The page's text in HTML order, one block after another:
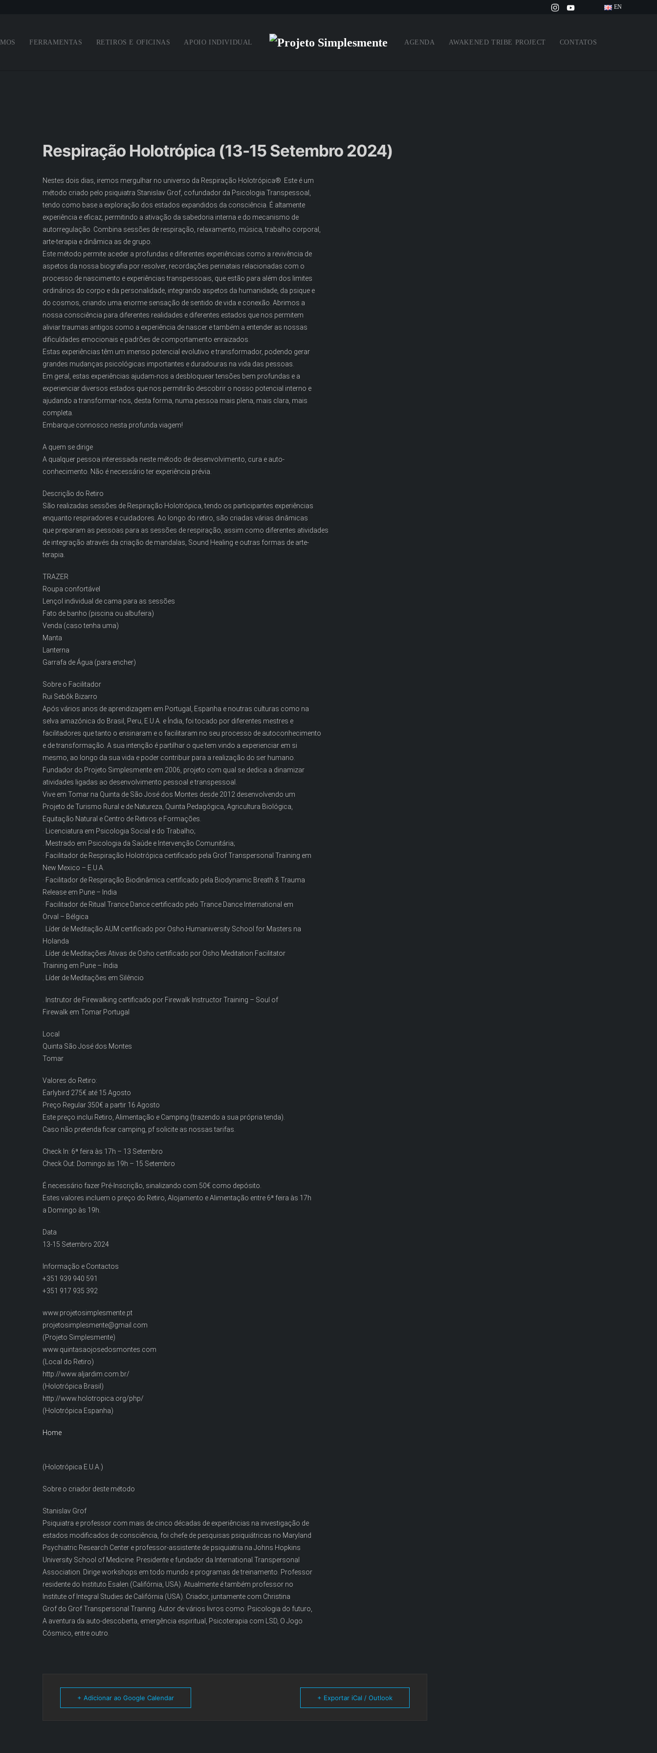
EN
FERRAMENTAS RETIROS E OFICINAS APOIO INDIVIDUAL AGENDA AWAKENED TRIBE PROJECT CONTATOS
Respiração Holotrópica (13-15 Setembro 2024)
Nestes dois dias, iremos mergulhar no universo da Respiração Holotrópica®. Este é um
método criado pelo psiquiatra Stanislav Grof, cofundador da Psicologia Transpessoal,
tendo como base a exploração dos estados expandidos da consciência. É altamente
experiência e eficaz, permitindo a ativação da sabedoria interna e do mecanismo de
autorregulação. Combina sessões de respiração, relaxamento, música, trabalho corporal,
arte-terapia e dinâmica as de grupo.
Este método permite aceder a profundas e diferentes experiências como a revivência de
aspetos da nossa biografia por resolver, recordações perinatais relacionadas com o
processo de nascimento e experiências transpessoais, que estão para além dos limites
ordinários do corpo e da personalidade, integrando aspetos da humanidade, da psique e
do cosmos, criando uma enorme sensação de sentido de vida e conexão. Abrimos a
nossa consciência para diferentes realidades e diferentes estados que nos permitem
aliviar traumas antigos como a experiência de nascer e também a entender as nossas
dificuldades emocionais e padrões de comportamento enraizados.
Estas experiências têm um imenso potencial evolutivo e transformador, podendo gerar
grandes mudanças psicológicas importantes e duradouras na vida das pessoas.
Em geral, estas experiências ajudam-nos a desbloquear tensões bem profundas e a
experienciar diversos estados que nos permitirão descobrir o nosso potencial interno e
ajudando a transformar-nos, desta forma, numa pessoa mais plena, mais clara, mais
completa.
Embarque connosco nesta profunda viagem!
A quem se dirige
A qualquer pessoa interessada neste método de desenvolvimento, cura e auto-
conhecimento. Não é necessário ter experiência prévia.
Descrição do Retiro
São realizadas sessões de Respiração Holotrópica, tendo os participantes experiências
enquanto respiradores e cuidadores. Ao longo do retiro, são criadas várias dinâmicas
que preparam as pessoas para as sessões de respiração, assim como diferentes atividades
de integração através da criação de mandalas, Sound Healing e outras formas de arte-
terapia.
TRAZER
Roupa confortável
Lençol individual de cama para as sessões
Fato de banho (piscina ou albufeira)
Venda (caso tenha uma)
Manta
Lanterna
Garrafa de Água (para encher)
Sobre o Facilitador
Rui Sebők Bizarro
Após vários anos de aprendizagem em Portugal, Espanha e noutras culturas como na
selva amazónica do Brasil, Peru, E.U.A. e Índia, foi tocado por diferentes mestres e
facilitadores que tanto o ensinaram e o facilitaram no seu processo de autoconhecimento
e de transformação. A sua intenção é partilhar o que tem vindo a experienciar em si
mesmo, ao longo da sua vida e poder contribuir para a realização do ser humano.
Fundador do Projeto Simplesmente em 2006, projeto com qual se dedica a dinamizar
atividades ligadas ao desenvolvimento pessoal e transpessoal.
Vive em Tomar na Quinta de São José dos Montes desde 2012 desenvolvendo um
Projeto de Turismo Rural e de Natureza, Quinta Pedagógica, Agricultura Biológica,
Equitação Natural e Centro de Retiros e Formações.
· Licenciatura em Psicologia Social e do Trabalho;
. Mestrado em Psicologia da Saúde e Intervenção Comunitária;
· Facilitador de Respiração Holotrópica certificado pela Grof Transpersonal Training em
New Mexico – E.U.A.
· Facilitador de Respiração Biodinâmica certificado pela Biodynamic Breath & Trauma
Release em Pune – India
· Facilitador de Ritual Trance Dance certificado pelo Trance Dance International em
Orval – Bélgica
. Líder de Meditação AUM certificado por Osho Humaniversity School for Masters na
Holanda
. Líder de Meditações Ativas de Osho certificado por Osho Meditation Facilitator
Training em Pune – India
. Líder de Meditações em Silêncio
. Instrutor de Firewalking certificado por Firewalk Instructor Training – Soul of
Firewalk em Tomar Portugal
Local
Quinta São José dos Montes
Tomar
Valores do Retiro:
Earlybird 275€ até 15 Agosto
Preço Regular 350€ a partir 16 Agosto
Este preço inclui Retiro, Alimentação e Camping (trazendo a sua própria tenda).
Caso não pretenda ficar camping, pf solicite as nossas tarifas.
Check In: 6ª feira às 17h – 13 Setembro
Check Out: Domingo às 19h – 15 Setembro
É necessário fazer Pré-Inscrição, sinalizando com 50€ como depósito.
Estes valores incluem o preço do Retiro, Alojamento e Alimentação entre 6ª feira às 17h
a Domingo às 19h.
Data
13-15 Setembro 2024
Informação e Contactos
+351 939 940 591
+351 917 935 392
www.projetosimplesmente.pt
projetosimplesmente@gmail.com
(Projeto Simplesmente)
www.quintasaojosedosmontes.com
(Local do Retiro)
http://www.aljardim.com.br/
(Holotrópica Brasil)
http://www.holotropica.org/php/
(Holotrópica Espanha)
Home
(Holotrópica E.U.A.)
Sobre o criador deste método
Stanislav Grof
Psiquiatra e professor com mais de cinco décadas de experiências na investigação de
estados modificados de consciência, foi chefe de pesquisas psiquiátricas no Maryland
Psychiatric Research Center e professor-assistente de psiquiatria na Johns Hopkins
University School of Medicine. Presidente e fundador da International Transpersonal
Association. Dirige workshops em todo mundo e programas de treinamento. Professor
residente do Instituto Esalen (Califórnia, USA). Atualmente é também professor no
Institute of Integral Studies de Califórnia (USA). Criador, juntamente com Christina
Grof do Grof Transpersonal Training. Autor de vários livros como: Psicologia do futuro,
A aventura da auto-descoberta, emergência espiritual, Psicoterapia com LSD, O Jogo
Cósmico, entre outro.
+ Adicionar ao Google Calendar + Exportar iCal / Outlook